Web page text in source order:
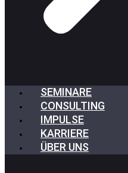
SEMINARE
CONSULTING
IMPULSE
KARRIERE
ÜBER UNS